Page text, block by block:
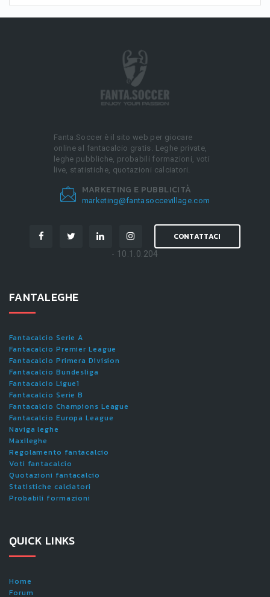
Fanta.Soccer è il sito web per giocare
online al fantacalcio gratis. Leghe private,
leghe pubbliche, probabili formazioni, voti
live, statistiche, quotazioni calciatori.
MARKETING E PUBBLICITÀ
marketing@fantasoccevillage.com
CONTATTACI
- 10.1.0.204
FANTALEGHE
Fantacalcio Serie A
Fantacalcio Premier League
Fantacalcio Primera Division
Fantacalcio Bundesliga
Fantacalcio Ligue1
Fantacalcio Serie B
Fantacalcio Champions League
Fantacalcio Europa League
Naviga leghe
Maxileghe
Regolamento fantacalcio
Voti fantacalcio
Quotazioni fantacalcio
Statistiche calciatori
Probabili formazioni
QUICK LINKS
Home
Forum